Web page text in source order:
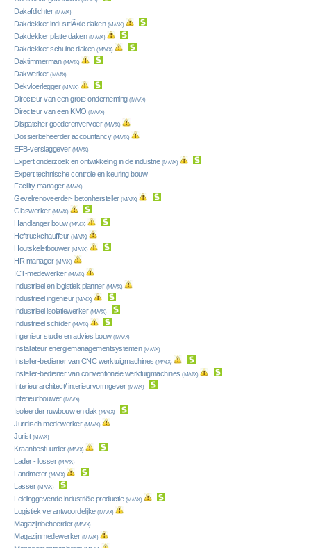
Dakafdichter (M/V/X)
Dakdekker industriÃ«le daken (M/V/X)
Dakdekker platte daken (M/V/X)
Dakdekker schuine daken (M/V/X)
Daktimmerman (M/V/X)
Dakwerker (M/V/X)
Dekvloerlegger (M/V/X)
Directeur van een grote onderneming (M/V/X)
Directeur van een KMO (M/V/X)
Dispatcher goederenvervoer (M/V/X)
Dossierbeheerder accountancy (M/V/X)
EFB-verslaggever (M/V/X)
Expert onderzoek en ontwikkeling in de industrie (M/V/X)
Expert technische controle en keuring bouw
Facility manager (M/V/X)
Gevelrenoveerder- betonhersteller (M/V/X)
Glaswerker (M/V/X)
Handlanger bouw (M/V/X)
Heftruckchauffeur (M/V/X)
Houtskeletbouwer (M/V/X)
HR manager (M/V/X)
ICT-medewerker (M/V/X)
Industrieel en logistiek planner (M/V/X)
Industrieel ingenieur (M/V/X)
Industrieel isolatiewerker (M/V/X)
Industrieel schilder (M/V/X)
Ingenieur studie en advies bouw (M/V/X)
Installateur energiemanagementsystemen (M/V/X)
Insteller-bediener van CNC werktuigmachines (M/V/X)
Insteller-bediener van conventionele werktuigmachines (M/V/X)
Interieurarchitect/ interieurvormgever (M/V/X)
Interieurbouwer (M/V/X)
Isoleerder ruwbouw en dak (M/V/X)
Juridisch medewerker (M/V/X)
Jurist (M/V/X)
Kraanbestuurder (M/V/X)
Lader - losser (M/V/X)
Landmeter (M/V/X)
Lasser (M/V/X)
Leidinggevende industriële productie (M/V/X)
Logistiek verantwoordelijke (M/V/X)
Magazijnbeheerder (M/V/X)
Magazijnmedewerker (M/V/X)